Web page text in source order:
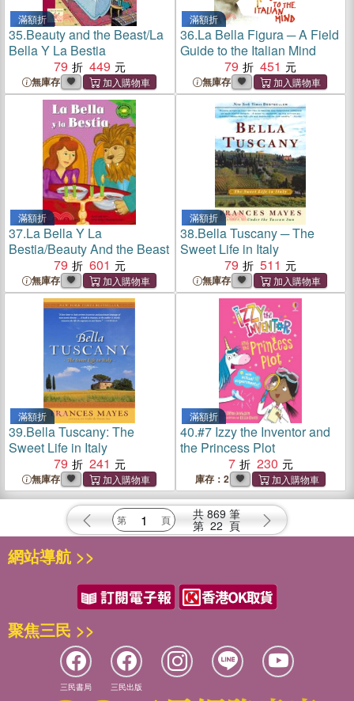
滿額折
35.Beauty and the Beast/La
Bella Y La Bestia
79
449
無庫存
滿額折
36.La Bella Figura ─ A Field
Guide to the Italian Mind
79
451
無庫存
滿額折
37.La Bella Y La
Bestia/Beauty And the Beast
79
601
無庫存
滿額折
38.Bella Tuscany ─ The
Sweet Life in Italy
79
511
無庫存
滿額折
39.Bella Tuscany: The
Sweet Life in Italy
79
241
無庫存
滿額折
40.#7 Izzy the Inventor and
the Princess Plot
7
230
庫存：2
共 869 筆
第 22 頁
網站導航 >>
聚焦三民 >>
三民書局 三民出版